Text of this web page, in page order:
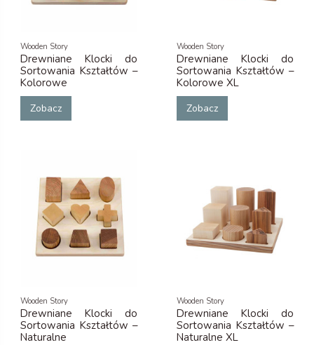
Wooden Story
Drewniane Klocki do
Sortowania Kształtów –
Kolorowe
Zobacz
Wooden Story
Drewniane Klocki do
Sortowania Kształtów –
Kolorowe XL
Zobacz
Wooden Story
Drewniane Klocki do
Sortowania Kształtów –
Naturalne
Wooden Story
Drewniane Klocki do
Sortowania Kształtów –
Naturalne XL